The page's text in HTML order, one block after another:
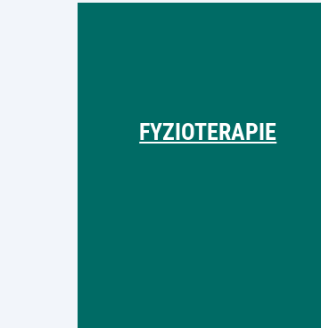
FYZIOTERAPIE